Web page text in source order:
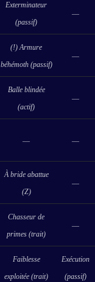
Exterminateur
(passif)
—
(!) Armure
béhémoth (passif)
—
Balle blindée
(actif)
—
— —
À bride abattue
(Z)
—
Chasseur de
primes (trait)
—
Faiblesse
exploitée (trait)
Exécution
(passif)